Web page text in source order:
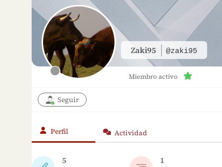
Zaki95 @zaki95
Miembro activo
Seguir
Perfil Actividad
5 1